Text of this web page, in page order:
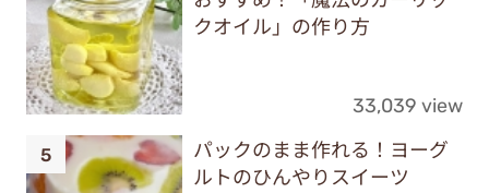
クオイル」の作り方
33,039 view
パックのまま作れる！ヨーグ
ルトのひんやりスイーツ